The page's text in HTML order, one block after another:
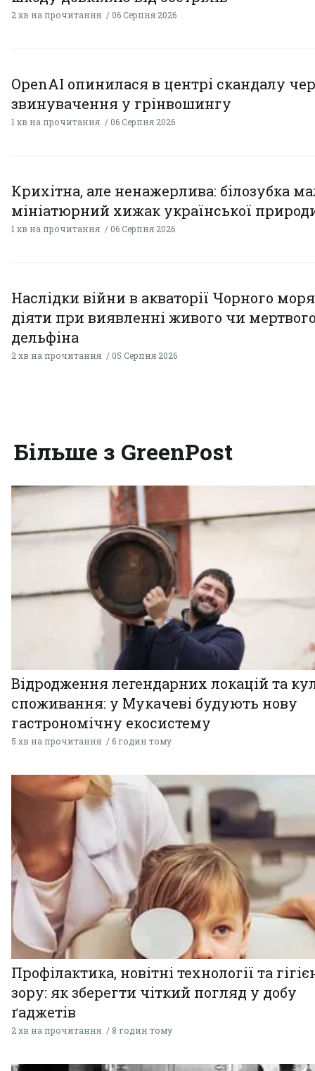
2 хв на прочитання 06 Серпня 2026
OpenAI опинилася в центрі скандалу
звинувачення у грінвошингу
1 хв на прочитання 06 Серпня 2026
Крихітна, але ненажерлива: білозубка
мініатюрний хижак української
1 хв на прочитання 06 Серпня 2026
Наслідки війни в акваторії Чорного
діяти при виявленні живого чи
дельфіна
2 хв на прочитання 05 Серпня 2026
Більше з GreenPost
Відродження легендарних локацій та
споживання: у Мукачеві будують нову
гастрономічну екосистему
5 хв на прочитання 6 годин тому
Профілактика, новітні технології та
зору: як зберегти чіткий погляд у добу
ґаджетів
2 хв на прочитання 8 годин тому